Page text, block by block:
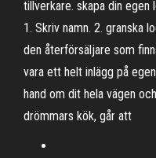
tillverkare. skapa din
1. Skriv namn. 2. granska
den återförsäljare som
vara ett helt inlägg på
hand om dit hela vägen
drömmars kök, går att